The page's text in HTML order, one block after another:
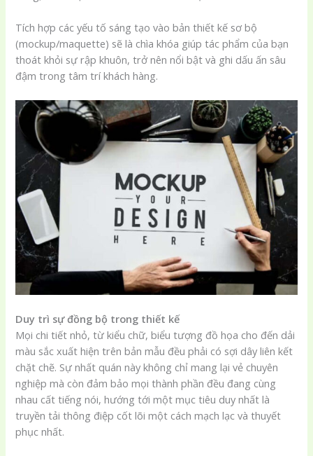
Tích hợp các yếu tố sáng tạo vào bản thiết kế sơ bộ
(mockup/maquette) sẽ là chìa khóa giúp tác phẩm của bạn
thoát khỏi sự rập khuôn, trở nên nổi bật và ghi dấu ấn sâu
đậm trong tâm trí khách hàng.
Duy trì sự đồng bộ trong thiết kế
Mọi chi tiết nhỏ, từ kiểu chữ, biểu tượng đồ họa cho đến dải
màu sắc xuất hiện trên bản mẫu đều phải có sợi dây liên kết
chặt chẽ. Sự nhất quán này không chỉ mang lại vẻ chuyên
nghiệp mà còn đảm bảo mọi thành phần đều đang cùng
nhau cất tiếng nói, hướng tới một mục tiêu duy nhất là
truyền tải thông điệp cốt lõi một cách mạch lạc và thuyết
phục nhất.